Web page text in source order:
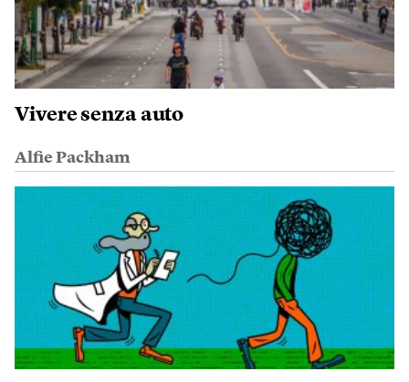
Vivere senza auto
Alfie Packham